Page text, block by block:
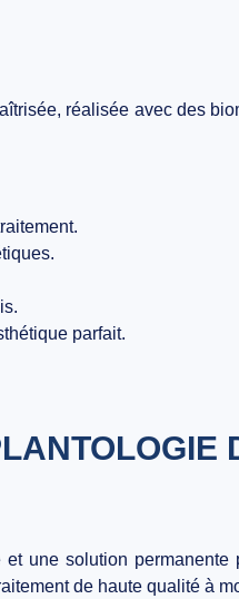
réalisée avec des
parfait.
et unesolution permanente
de haute qualité à